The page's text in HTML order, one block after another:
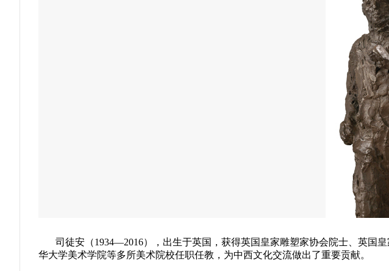
司徒安（1934—2016），出生于英国，获得英国皇家雕塑家协会院士、英国
华大学美术学院等多所美术院校任职任教，为中西文化交流做出了重要贡献。